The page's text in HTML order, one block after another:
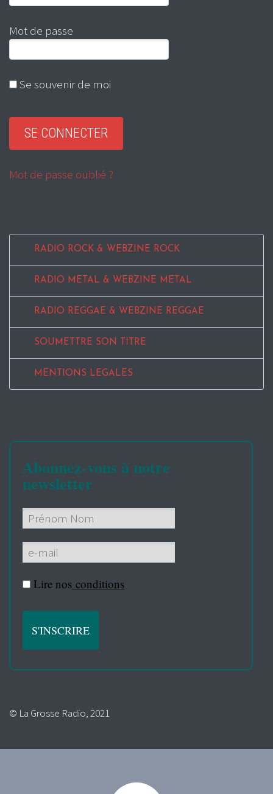
Mot de passe
Se souvenir de moi
Mot de passe oublié ?
RADIO ROCK & WEBZINE ROCK
RADIO METAL & WEBZINE METAL
RADIO REGGAE & WEBZINE REGGAE
SOUMETTRE SON TITRE
MENTIONS LEGALES
Abonnez-vous à notre
newsletter
Lire nos conditions
© La Grosse Radio, 2021